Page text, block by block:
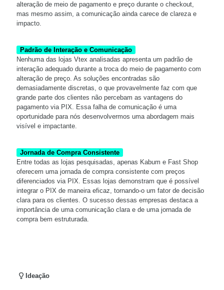
alteração de meio de pagamento e preço durante o checkout,
mas mesmo assim, a comunicação ainda carece de clareza e
impacto.
Padrão de Interação e Comunicação
Nenhuma das lojas Vtex analisadas apresenta um padrão de
interação adequado durante a troca do meio de pagamento com
alteração de preço. As soluções encontradas são
demasiadamente discretas, o que provavelmente faz com que
grande parte dos clientes não percebam as vantagens do
pagamento via PIX. Essa falha de comunicação é uma
oportunidade para nós desenvolvermos uma abordagem mais
visível e impactante.
Jornada de Compra Consistente
Entre todas as lojas pesquisadas, apenas Kabum e Fast Shop
oferecem uma jornada de compra consistente com preços
diferenciados via PIX. Essas lojas demonstram que é possível
integrar o PIX de maneira eficaz, tornando-o um fator de decisão
clara para os clientes. O sucesso dessas empresas destaca a
importância de uma comunicação clara e de uma jornada de
compra bem estruturada.
Ideação